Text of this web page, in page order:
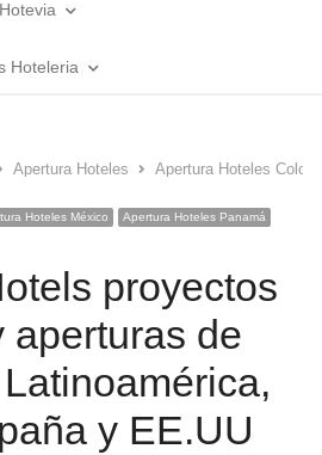
Hoteleria
Apertura Hoteles Apertura Hoteles
Hoteles México
Apertura Hoteles Panamá
proyectos
aperturas de
y EE.UU